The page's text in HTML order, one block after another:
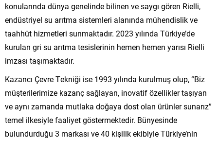
konularında dünya genelinde bilinen ve saygı gören Rielli,
endüstriyel su arıtma sistemleri alanında mühendislik ve
taahhüt hizmetleri sunmaktadır. 2023 yılında Türkiye’de
kurulan gri su arıtma tesislerinin hemen hemen yarısı Rielli
imzası taşımaktadır.
Kazancı Çevre Tekniği ise 1993 yılında kurulmuş olup, “Biz
müşterilerimize kazanç sağlayan, inovatif özellikler taşıyan
ve aynı zamanda mutlaka doğaya dost olan ürünler sunarız”
temel ilkesiyle faaliyet göstermektedir. Bünyesinde
bulundurduğu 3 markası ve 40 kişilik ekibiyle Türkiye’nin